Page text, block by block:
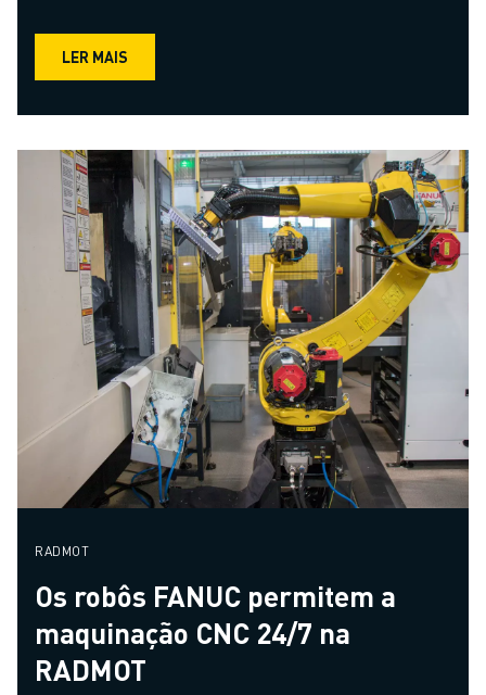
LER MAIS
RADMOT
Os robôs FANUC permitem a
maquinação CNC 24/7 na
RADMOT